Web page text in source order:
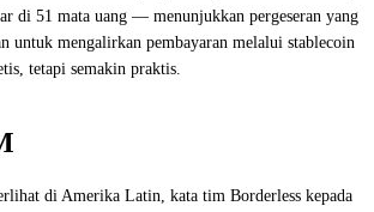
di 51 mata uang — menunjukkan pergeseran yang
untuk mengalirkan pembayaran melalui stablecoin
tetapi semakin praktis.
di Amerika Latin, kata tim Borderless kepada